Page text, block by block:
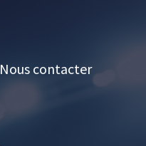
Nous contacter